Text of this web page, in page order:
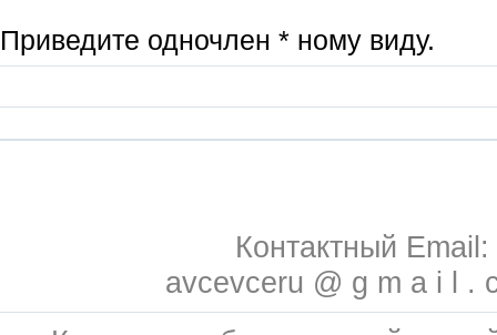
Приведите одночлен * ному виду.
Контактный Email:
avcevceru @ g m a i l .